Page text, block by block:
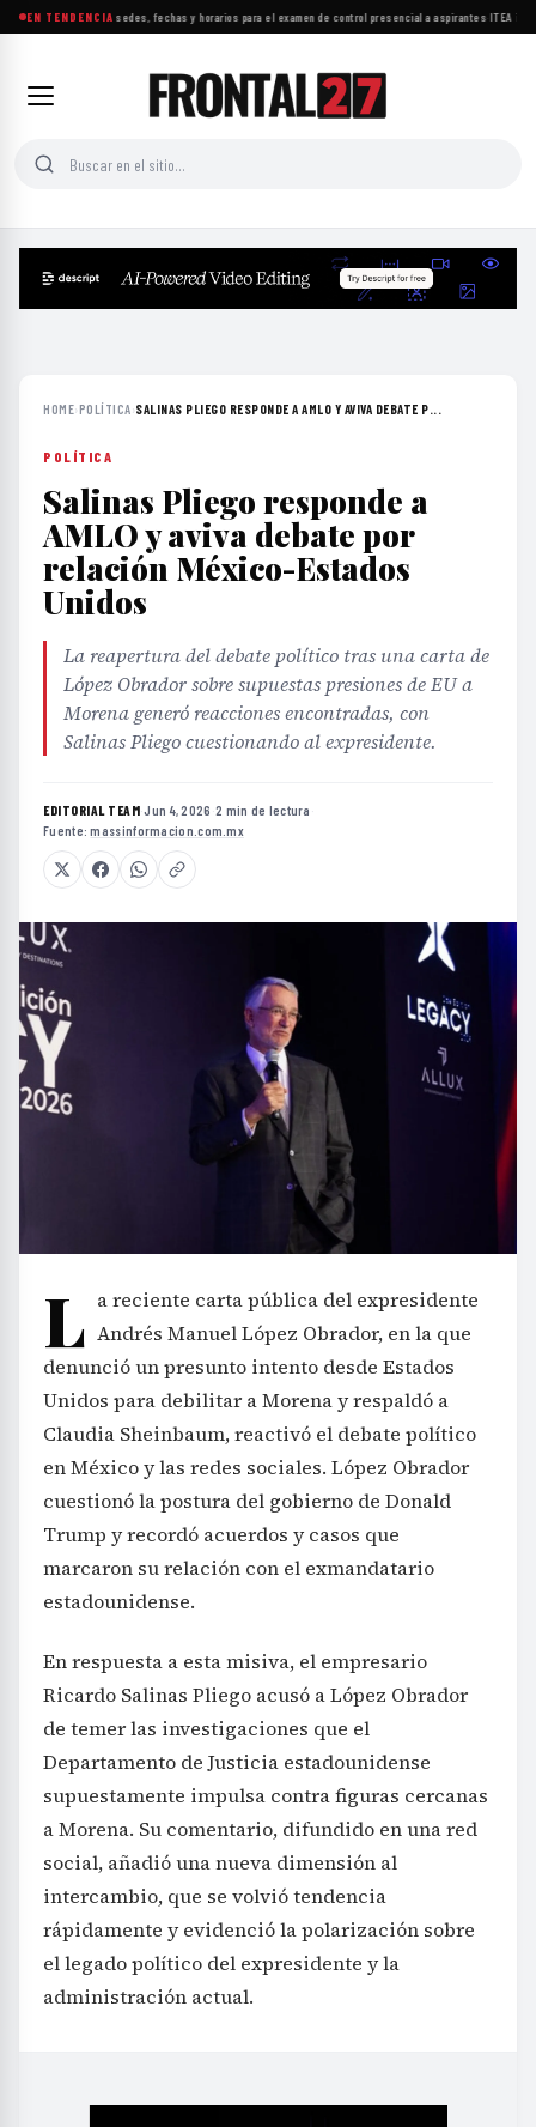
EN TENDENCIA
UNAM da a conocer sedes, fechas y horarios para el examen de control presencial a aspirantes·ITEA
HOME›POLÍTICA›SALINAS PLIEGO RESPONDE A AMLO Y AVIVA DEBATE P...
POLÍTICA
Salinas Pliego responde a
AMLO y aviva debate por
relación México-Estados
Unidos
La reapertura del debate político tras una carta de
López Obrador sobre supuestas presiones de EU a
Morena generó reacciones encontradas, con
Salinas Pliego cuestionando al expresidente.
EDITORIAL TEAM·Jun 4, 2026 ·2 min de lectura ·
Fuente:massinformacion.com.mx
L a reciente carta pública del expresidente
Andrés Manuel López Obrador, en la que
denunció un presunto intento desde Estados
Unidos para debilitar a Morena y respaldó a
Claudia Sheinbaum, reactivó el debate político
en México y las redes sociales. López Obrador
cuestionó la postura del gobierno de Donald
Trump y recordó acuerdos y casos que
marcaron su relación con el exmandatario
estadounidense.
En respuesta a esta misiva, el empresario
Ricardo Salinas Pliego acusó a López Obrador
de temer las investigaciones que el
Departamento de Justicia estadounidense
supuestamente impulsa contra figuras cercanas
a Morena. Su comentario, difundido en una red
social, añadió una nueva dimensión al
intercambio, que se volvió tendencia
rápidamente y evidenció la polarización sobre
el legado político del expresidente y la
administración actual.